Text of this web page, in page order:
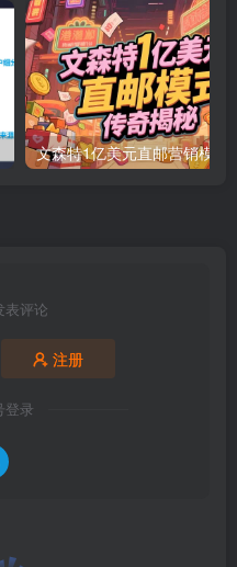
表评论
注册
登录